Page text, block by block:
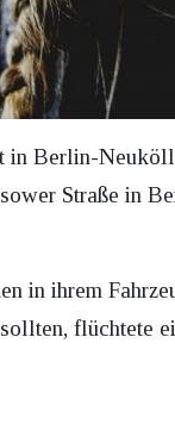
in Berlin-
Straße in
in ihrem
flüchtete